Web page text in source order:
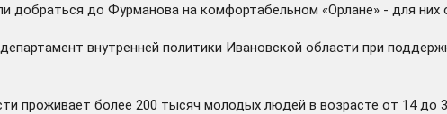
добраться до Фурманова на комфортабельном «Орлане» - для них
внутренней политики Ивановской области при
проживает более 200 тысяч молодых людей в возрасте от 14